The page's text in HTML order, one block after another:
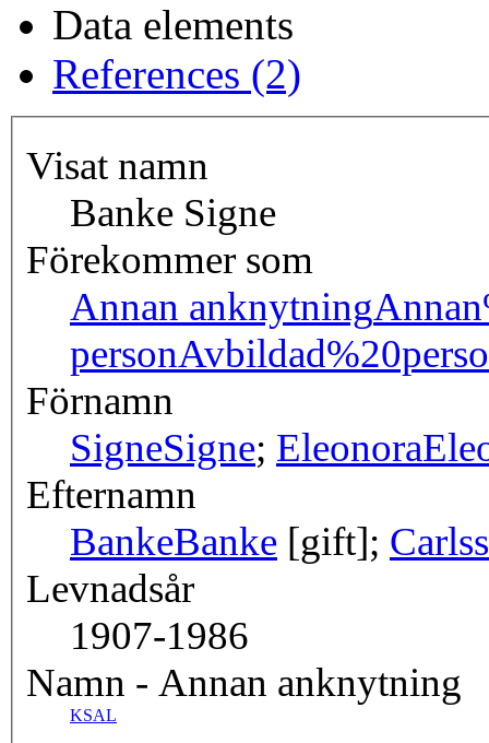
Data elements
References (2)
Visat namn
Banke Signe
Förekommer som
Annan anknytning
person
Förnamn
SigneSigne; Eleonora
Efternamn
BankeBanke [gift];
Levnadsår
1907-1986
Namn - Annan anknytning
KSAL